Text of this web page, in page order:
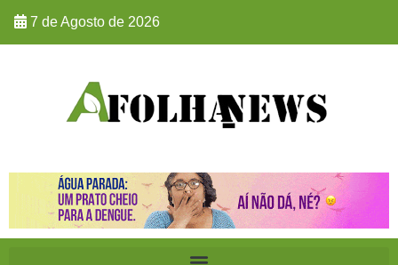
7 de Agosto de 2026